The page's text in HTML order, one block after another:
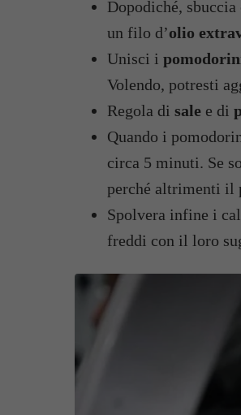
Dopodiché,
un filo d’olio
Unisci i
Volendo, potresti
Regola di sale e di
Quando i
circa 5 minuti. Se
perché altrimenti il
Spolvera infine i
freddi con il loro